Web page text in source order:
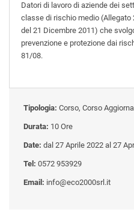
Datori di lavoro di aziende dei
classe di rischio medio (Allegato
del 21 Dicembre 2011) che
prevenzione e protezione dai
81/08.
Tipologia: Corso, Corso
Durata: 10 Ore
Date: dal 27 Aprile 2022 al 27
Tel: 0572 953929
Email: info@eco2000srl.it